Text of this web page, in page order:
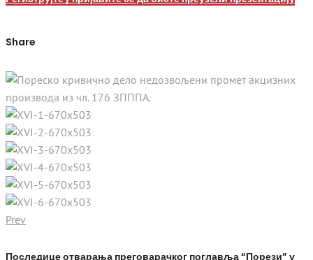
Share
Prev
Последице отварања преговарачког поглавља “Порези” у